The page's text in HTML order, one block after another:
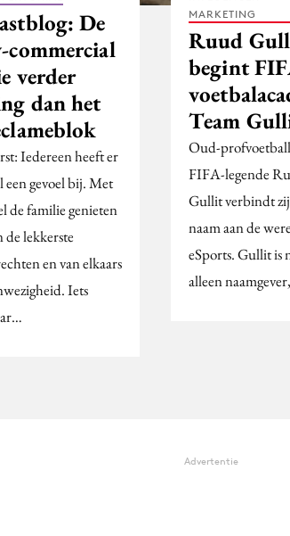
De
commercial
verder
dan het
Iedereen heeft er
een gevoel bij. Met
de familie genieten
de lekkerste
en van elkaars
Iets
MARKETING
Ruud
begint
Team
Oud-
FIFA-legende
Gullit verbindt
naam aan de
eSports. Gullit is
alleen
Advertentie